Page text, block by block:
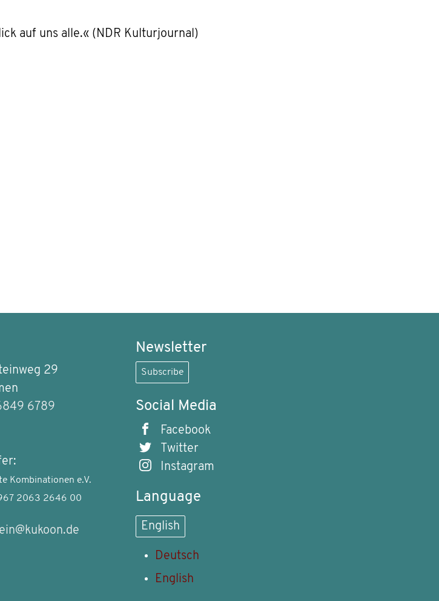
auf uns alle.« (NDR Kulturjournal)
29
6789
Kombinationen e.V.
2063 2646 00
Newsletter
Subscribe
Social Media
Facebook
Twitter
Instagram
Language
English
Deutsch
English